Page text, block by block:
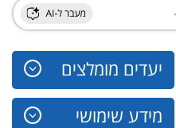
יעדים מומלצים
מידע שימושי